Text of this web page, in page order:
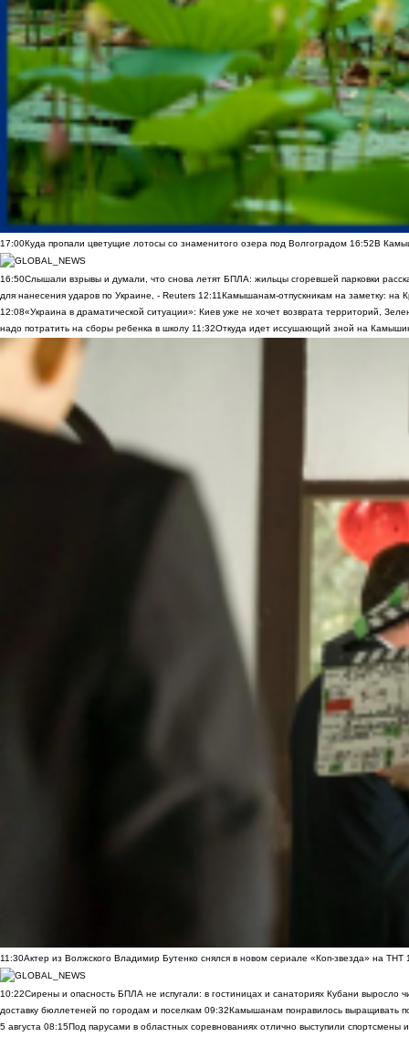
17:00Куда пропали цветущие лотосы со знаменитого озера под Волгоградом 16:52В
16:50Слышали взрывы и думали, что снова летят БПЛА: жильцы сгоревшей парковки
для нанесения ударов по Украине, - Reuters 12:11Камышанам-отпускникам на заметку: на
12:08«Украина в драматической ситуации»: Киев уже не хочет возврата территорий,
надо потратить на сборы ребенка в школу 11:32Откуда идет иссушающий зной на
11:30Актер из Волжского Владимир Бутенко снялся в новом сериале «Коп-звезда» на ТНТ
10:22Сирены и опасность БПЛА не испугали: в гостиницах и санаториях Кубани выросло
доставку бюллетеней по городам и поселкам 09:32Камышанам понравилось выращивать
5 августа 08:15Под парусами в областных соревнованиях отлично выступили спортсмены